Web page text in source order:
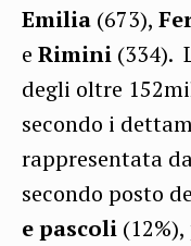
Emilia (673),
e Rimini (334).
degli oltre
secondo i
rappresentata
secondo posto
e pascoli